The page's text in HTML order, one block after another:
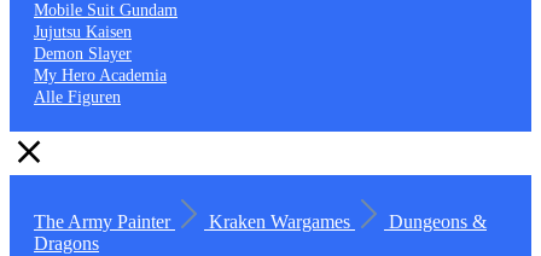
Mobile Suit Gundam
Jujutsu Kaisen
Demon Slayer
My Hero Academia
Alle Figuren
The Army Painter Kraken Wargames
Dungeons &
Dragons